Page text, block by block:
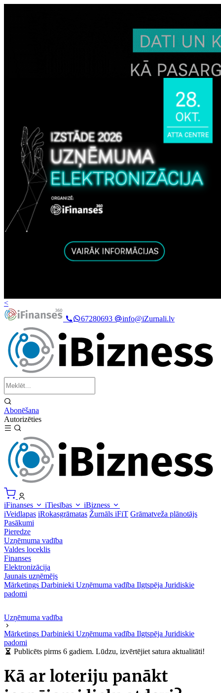
<
67280693
info@iZurnali.lv
Abonēšana
Autorizēties
iFinanses iTiesības
iBizness
iVeidlapas iRokasgrāmatas Žurnāls iFiT Grāmatveža plānotājs
Pasākumi
Pieredze
Uzņēmuma vadība
Valdes loceklis
Finanses
Elektronizācija
Jaunais uzņēmējs
Mārketings Darbinieki Uzņēmuma vadība Ilgtspēja Juridiskie
padomi
Uzņēmuma vadība
Mārketings Darbinieki Uzņēmuma vadība Ilgtspēja Juridiskie
padomi
Publicēts pirms 6 gadiem. Lūdzu, izvērtējiet satura aktualitāti!
Kā ar loteriju panākt